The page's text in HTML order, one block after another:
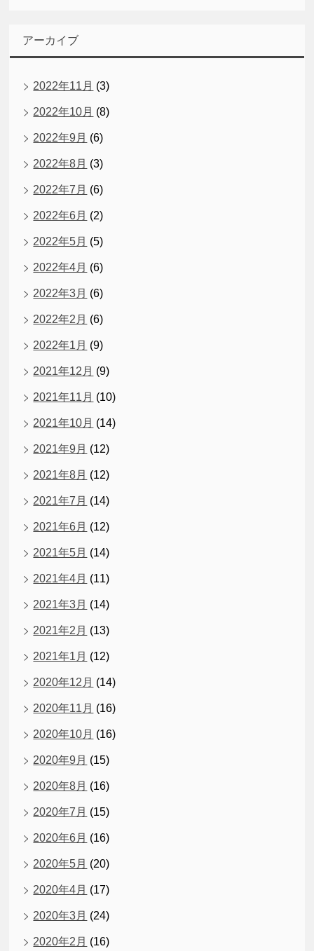
アーカイブ
2022年11月 (3)
2022年10月 (8)
2022年9月 (6)
2022年8月 (3)
2022年7月 (6)
2022年6月 (2)
2022年5月 (5)
2022年4月 (6)
2022年3月 (6)
2022年2月 (6)
2022年1月 (9)
2021年12月 (9)
2021年11月 (10)
2021年10月 (14)
2021年9月 (12)
2021年8月 (12)
2021年7月 (14)
2021年6月 (12)
2021年5月 (14)
2021年4月 (11)
2021年3月 (14)
2021年2月 (13)
2021年1月 (12)
2020年12月 (14)
2020年11月 (16)
2020年10月 (16)
2020年9月 (15)
2020年8月 (16)
2020年7月 (15)
2020年6月 (16)
2020年5月 (20)
2020年4月 (17)
2020年3月 (24)
2020年2月 (16)